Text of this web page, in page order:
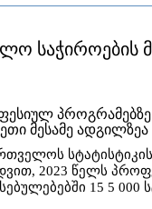
საჭიროების
მესამე ადგილზეა
2023 წელს
15 5 000